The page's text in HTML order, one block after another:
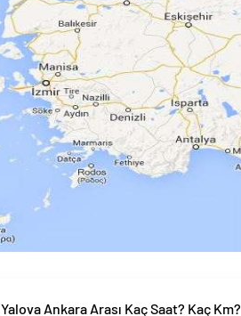
Yalova Ankara Arası Kaç Saat? Kaç Km?